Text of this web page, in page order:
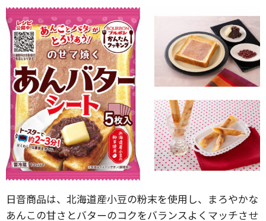
日音商品は、北海道産小豆の粉末を使用し、まろやかな
あんこの甘さとバターのコクをバランスよくマッチさせ